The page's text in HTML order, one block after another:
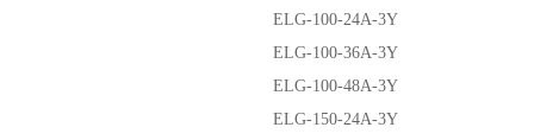
ELG-100-24A-3Y
ELG-100-36A-3Y
ELG-100-48A-3Y
ELG-150-24A-3Y